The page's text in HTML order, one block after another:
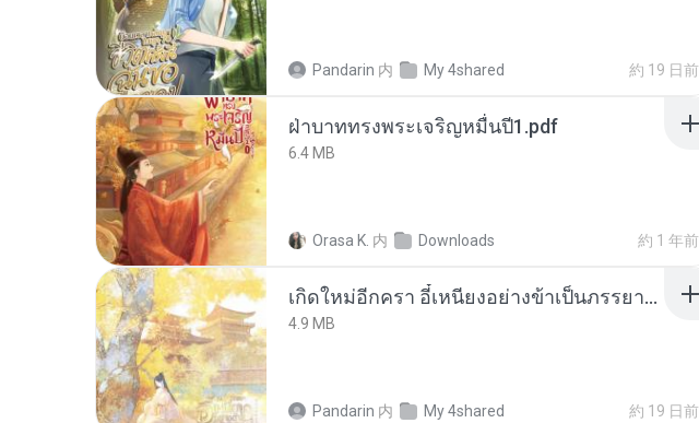
Pandarin 内 My 4shared 約 19 日前
ฝ่าบาททรงพระเจริญหมื่นปี1.pdf
6.4 MB
Orasa K. 内 Downloads 約 1 年前
เกิดใหม่อีกครา อี๋เหนียงอย่างข้าเป็นภรรยาขุนนาง 1_ST.pdf
4.9 MB
Pandarin 内 My 4shared 約 19 日前